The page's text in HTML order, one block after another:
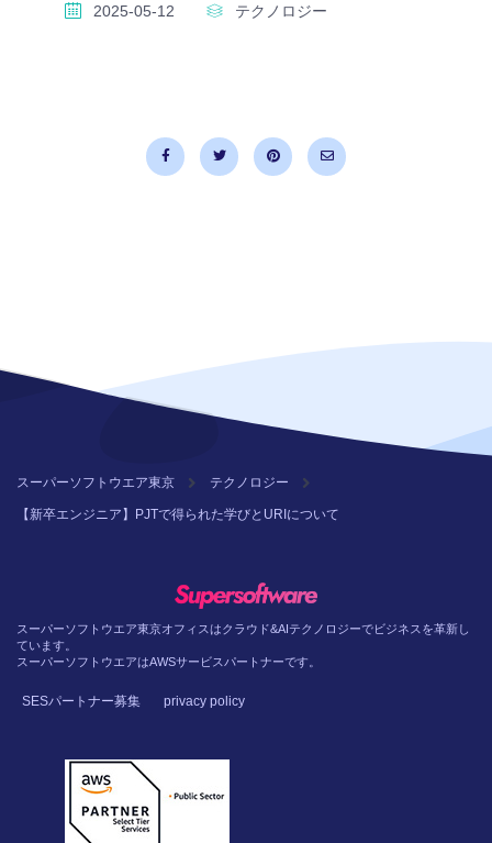
2025-05-12 テクノロジー
スーパーソフトウエア東京 テクノロジー
【新卒エンジニア】PJTで得られた学びとURIについて
スーパーソフトウエア東京オフィスはクラウド&AIテクノロジーでビジネスを革新し
ています。
スーパーソフトウエアはAWSサービスパートナーです。
SESパートナー募集 privacy policy